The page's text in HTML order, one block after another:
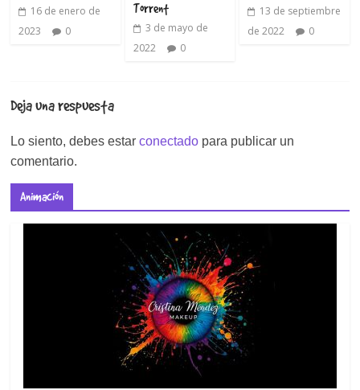
16 de enero de
2023
0
Torrent
3 de mayo de
2022
0
13 de septiembre
de 2022
0
Deja una respuesta
Lo siento, debes estarconectado para publicar un
comentario.
Animación